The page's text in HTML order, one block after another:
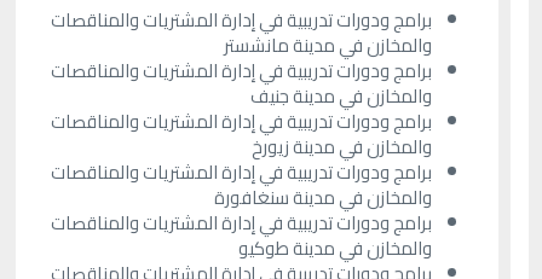
برامج ودورات تدريبية في إدارة المشتريات والمناقصات
والمخازن في مدينة مانشستر
برامج ودورات تدريبية في إدارة المشتريات والمناقصات
والمخازن في مدينة جنيف
برامج ودورات تدريبية في إدارة المشتريات والمناقصات
والمخازن في مدينة زيورخ
برامج ودورات تدريبية في إدارة المشتريات والمناقصات
والمخازن في مدينة سنغافورة
برامج ودورات تدريبية في إدارة المشتريات والمناقصات
والمخازن في مدينة طوكيو